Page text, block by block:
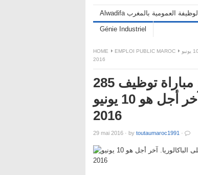
Alwadifa الوظيفة العمومية بالمغرب
Génie Industriel
HOME EMPLOI PUBLIC MAROC
إدارة الجمارك والضرائب غير المباشرة: مباراة توظيف 285 مساعدا إداريا حاصلين على الباكالوريا. آخر أجل هو 10 يونيو
2016
إدارة الجمارك والضرائب غير المباشرة: مباراة توظيف 285
مساعدا إداريا حاصلين على الباكالوريا. آخر أجل هو 10 يونيو
2016
29 mai 2016 · by toutaumaroc1991 ·